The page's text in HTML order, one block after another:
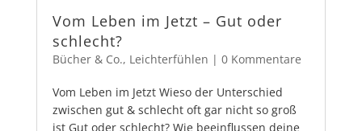
Vom Leben im Jetzt – Gut oder
schlecht?
Bücher & Co., Leichterfühlen | 0 Kommentare
Vom Leben im Jetzt Wieso der Unterschied
zwischen gut & schlecht oft gar nicht so groß
ist Gut oder schlecht? Wie beeinflussen deine